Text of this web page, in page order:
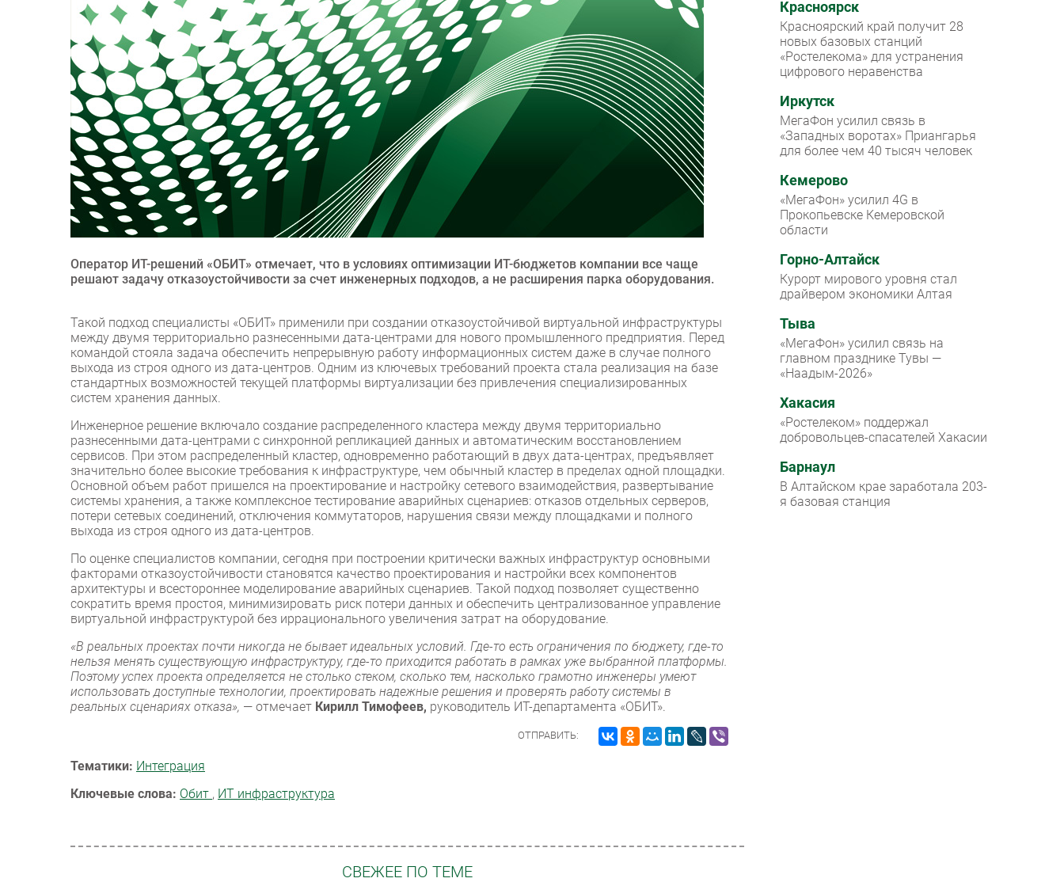
Оператор ИТ-решений «ОБИТ» отмечает, что в условиях оптимизации ИТ-бюджетов компании все чаще
решают задачу отказоустойчивости за счет инженерных подходов, а не расширения парка оборудования.
Такой подход специалисты «ОБИТ» применили при создании отказоустойчивой виртуальной инфраструктуры
между двумя территориально разнесенными дата-центрами для нового промышленного предприятия. Перед
командой стояла задача обеспечить непрерывную работу информационных систем даже в случае полного
выхода из строя одного из дата-центров. Одним из ключевых требований проекта стала реализация на базе
стандартных возможностей текущей платформы виртуализации без привлечения специализированных
систем хранения данных.
Инженерное решение включало создание распределенного кластера между двумя территориально
разнесенными дата-центрами с синхронной репликацией данных и автоматическим восстановлением
сервисов. При этом распределенный кластер, одновременно работающий в двух дата-центрах, предъявляет
значительно более высокие требования к инфраструктуре, чем обычный кластер в пределах одной площадки.
Основной объем работ пришелся на проектирование и настройку сетевого взаимодействия, развертывание
системы хранения, а также комплексное тестирование аварийных сценариев: отказов отдельных серверов,
потери сетевых соединений, отключения коммутаторов, нарушения связи между площадками и полного
выхода из строя одного из дата-центров.
По оценке специалистов компании, сегодня при построении критически важных инфраструктур основными
факторами отказоустойчивости становятся качество проектирования и настройки всех компонентов
архитектуры и всестороннее моделирование аварийных сценариев. Такой подход позволяет существенно
сократить время простоя, минимизировать риск потери данных и обеспечить централизованное управление
виртуальной инфраструктурой без иррационального увеличения затрат на оборудование.
«В реальных проектах почти никогда не бывает идеальных условий. Где-то есть ограничения по бюджету, где-то
нельзя менять существующую инфраструктуру, где-то приходится работать в рамках уже выбранной платформы.
Поэтому успех проекта определяется не столько стеком, сколько тем, насколько грамотно инженеры умеют
использовать доступные технологии, проектировать надежные решения и проверять работу системы в
реальных сценариях отказа», — отмечает Кирилл Тимофеев, руководитель ИТ-департамента «ОБИТ».
ОТПРАВИТЬ:
Тематики: Интеграция
Ключевые слова: Обит , ИТ инфраструктура
СВЕЖЕЕ ПО ТЕМЕ
Красноярск
Красноярский край получит 28
новых базовых станций
«Ростелекома» для устранения
цифрового неравенства
Иркутск
МегаФон усилил связь в
«Западных воротах» Приангарья
для более чем 40 тысяч человек
Кемерово
«МегаФон» усилил 4G в
Прокопьевске Кемеровской
области
Горно-Алтайск
Курорт мирового уровня стал
драйвером экономики Алтая
Тыва
«МегаФон» усилил связь на
главном празднике Тувы —
«Наадым-2026»
Хакасия
«Ростелеком» поддержал
добровольцев-спасателей Хакасии
Барнаул
В Алтайском крае заработала 203-
я базовая станция